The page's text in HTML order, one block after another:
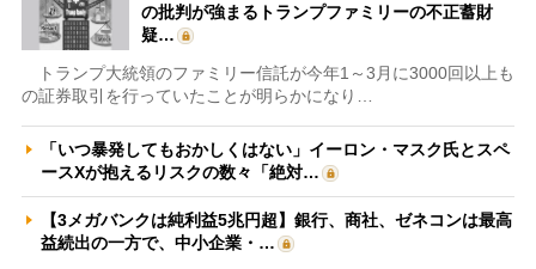
の批判が強まるトランプファミリーの不正蓄財
疑…
トランプ大統領のファミリー信託が今年1～3月に3000回以上も
の証券取引を行っていたことが明らかになり…
「いつ暴発してもおかしくはない」イーロン・マスク氏とスペ
ースXが抱えるリスクの数々「絶対…
【3メガバンクは純利益5兆円超】銀行、商社、ゼネコンは最高
益続出の一方で、中小企業・…